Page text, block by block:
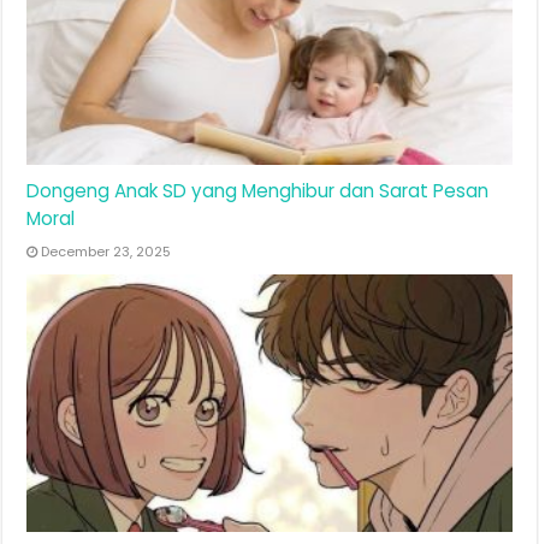
Dongeng Anak SD yang Menghibur dan Sarat Pesan
Moral
December 23, 2025